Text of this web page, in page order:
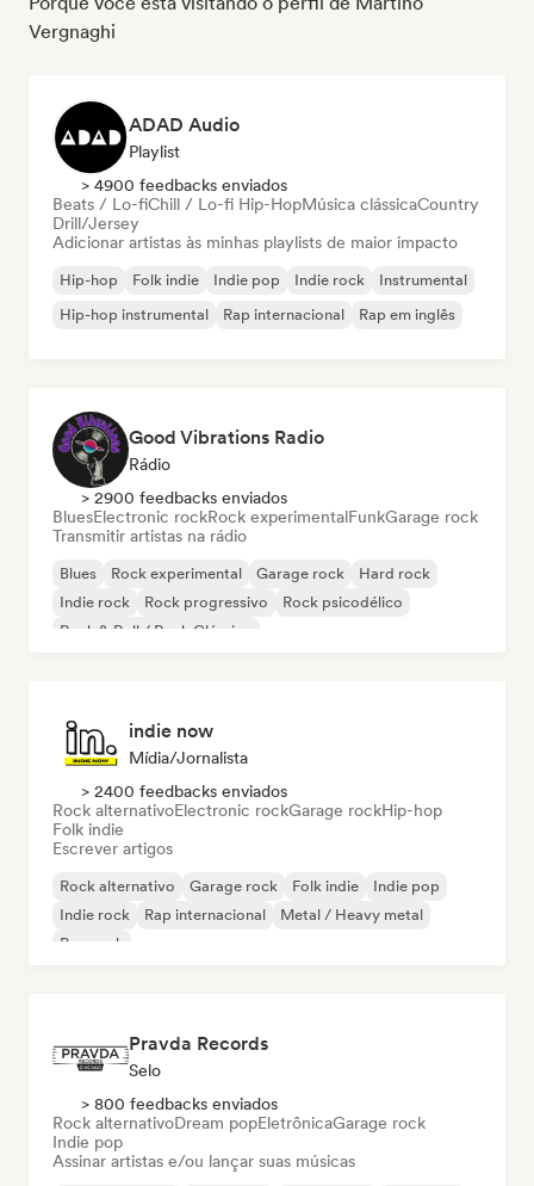
Vergnaghi
ADAD Audio
Playlist
> 4900 feedbacks enviados
Beats / Lo-fiChill / Lo-fi Hip-HopMúsica clássicaCountry
Drill/Jersey
Adicionar artistas às minhas playlists de maior impacto
Hip-hop Folk indie Indie pop Indie rock
Instrumental
Hip-hop instrumental
Rap internacional Rap em inglês
Good Vibrations Radio
Rádio
> 2900 feedbacks enviados
BluesElectronic rockRock experimentalFunkGarage rock
Transmitir artistas na rádio
Blues Rock experimental Garage rock
Hard rock
Indie rock
Rock progressivo
Rock psicodélico
Rock & Roll / Rock Clássico
indie now
Mídia/Jornalista
> 2400 feedbacks enviados
Rock alternativoElectronic rockGarage rockHip-hop
Folk indie
Escrever artigos
Rock alternativo Garage rock Folk indie
Indie pop
Indie rock
Rap internacional
Metal / Heavy metal
Pop rock
Pravda Records
Selo
> 800 feedbacks enviados
Rock alternativoDream popEletrônicaGarage rock
Indie pop
Assinar artistas e/ou lançar suas músicas